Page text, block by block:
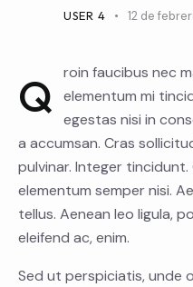
USER 4 12 de
Q
roin faucibus nec
elementum mi
egestas nisi in
a accumsan. Cras
pulvinar. Integer tincidunt.
elementum semper nisi.
tellus. Aenean leo ligula,
eleifend ac, enim.
Sed ut perspiciatis, unde